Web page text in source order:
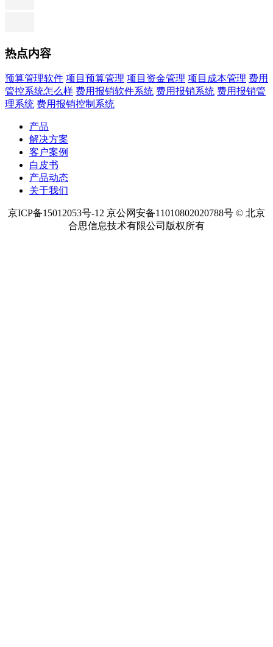
热点内容
预算管理软件 项目预算管理 项目资金管理 项目成本管理 费用
管控系统怎么样 费用报销软件系统 费用报销系统 费用报销管
理系统 费用报销控制系统
产品
解决方案
客户案例
白皮书
产品动态
关于我们
京ICP备15012053号-12 京公网安备11010802020788号 © 北京
合思信息技术有限公司版权所有